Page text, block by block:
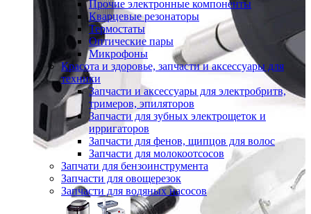
Прочие электронные компоненты
Кварцевые резонаторы
Термостаты
Оптические пары
Микрофоны
Красота и здоровье, запчасти и аксессуары для
техники
Запчасти и аксессуары для электробритв,
тримеров, эпиляторов
Запчасти для зубных электрощеток и
ирригаторов
Запчасти для фенов, щипцов для волос
Запчасти для молокоотсосов
Запчати для бензоинструмента
Запчасти для овощерезок
Запчасти для водяных насосов